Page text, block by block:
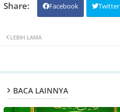
Facebook Twitter
LEBIH LAMA
BACA LAINNYA